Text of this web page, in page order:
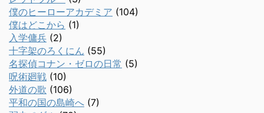
僕のヒーローアカデミア (104)
僕はどこから (1)
入学傭兵 (2)
十字架のろくにん (55)
名探偵コナン・ゼロの日常 (5)
呪術廻戦 (10)
外道の歌 (106)
平和の国の島崎へ (7)